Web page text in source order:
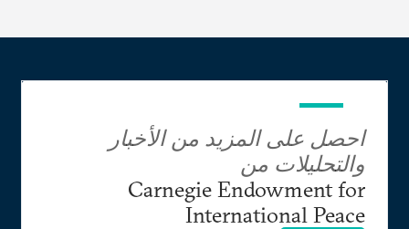
احصل على المزيد من الأخبار
والتحليلات من
Carnegie Endowment for
International Peace